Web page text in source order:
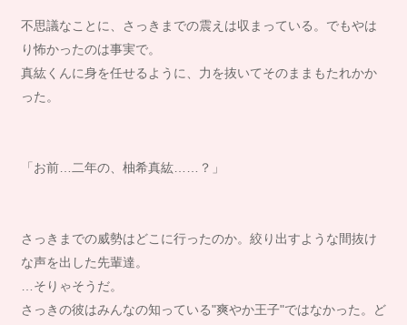
不思議なことに、さっきまでの震えは収まっている。でもやは
り怖かったのは事実で。
真紘くんに身を任せるように、力を抜いてそのままもたれかか
った。
「お前…二年の、柚希真紘……？」
さっきまでの威勢はどこに行ったのか。絞り出すような間抜け
な声を出した先輩達。
…そりゃそうだ。
さっきの彼はみんなの知っている"爽やか王子"ではなかった。ど